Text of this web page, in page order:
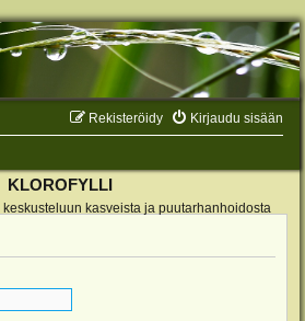
Kirjaudu sisään
Rekisteröidy
KLOROFYLLI
keskusteluun kasveista ja puutarhanhoidosta